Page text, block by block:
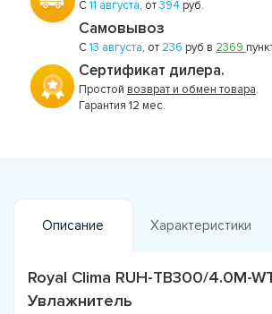
С11 августа, от394 руб.
Самовывоз
С13 августа, от 236 руб в 2369
Сертификат дилера.
Простой возврат и обмен товара.
Гарантия 12 мес.
Описание Характеристики
Royal Clima RUH-TB300/4.0M-
Увлажнитель